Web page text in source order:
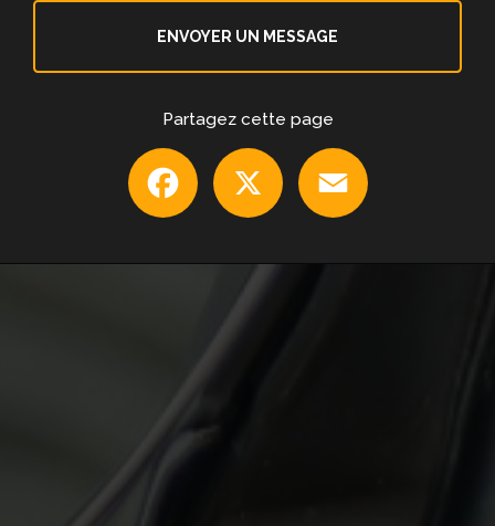
ENVOYER UN MESSAGE
Partagez cette page
Facebook